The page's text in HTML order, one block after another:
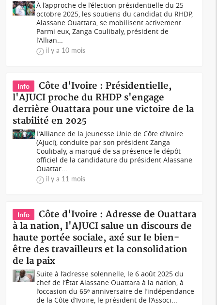
À l’approche de l’élection présidentielle du 25
octobre 2025, les soutiens du candidat du RHDP,
Alassane Ouattara, se mobilisent activement.
Parmi eux, Zanga Coulibaly, président de
l’Allian...
il y a 10 mois
Info
Côte d'Ivoire : Présidentielle,
l'AJUCI proche du RHDP s'engage
derrière Ouattara pour une victoire de la
stabilité en 2025
L’Alliance de la Jeunesse Unie de Côte d’Ivoire
(Ajuci), conduite par son président Zanga
Coulibaly, a marqué de sa présence le dépôt
officiel de la candidature du président Alassane
Ouattar...
il y a 11 mois
Info
Côte d'Ivoire : Adresse de Ouattara
à la nation, l'AJUCI salue un discours de
haute portée sociale, axé sur le bien-
être des travailleurs et la consolidation
de la paix
Suite à l’adresse solennelle, le 6 août 2025 du
chef de l’État Alassane Ouattara à la nation, à
l’occasion du 65ᵉ anniversaire de l’indépendance
de la Côte d’Ivoire, le président de l’Associ...